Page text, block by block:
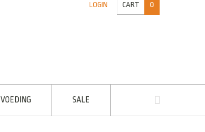
LOGIN CART 0
VOEDING SALE